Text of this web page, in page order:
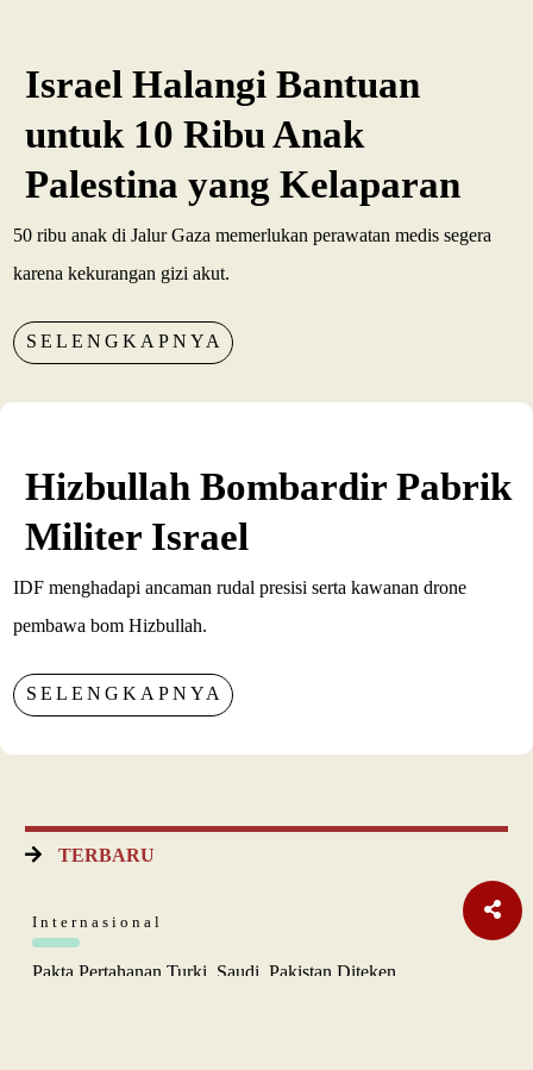
Israel Halangi Bantuan
untuk 10 Ribu Anak
Palestina yang Kelaparan
50 ribu anak di Jalur Gaza memerlukan perawatan medis segera
karena kekurangan gizi akut.
SELENGKAPNYA
Hizbullah Bombardir Pabrik
Militer Israel
IDF menghadapi ancaman rudal presisi serta kawanan drone
pembawa bom Hizbullah.
SELENGKAPNYA
TERBARU
Internasional
Pakta Pertahanan Turki, Saudi, Pakistan Diteken